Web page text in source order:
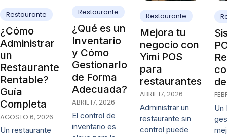
Restaurante
¿Cómo
Administrar
un
Restaurante
Rentable?
Guía
Completa
AGOSTO 6, 2026
Un restaurante
Restaurante
¿Qué es un
Inventario
y Cómo
Gestionarlo
de Forma
Adecuada?
ABRIL 17, 2026
El control de
inventario es
Restaurante
Mejora tu
negocio con
Yimi POS
para
restaurantes
ABRIL 17, 2026
Administrar un
restaurante sin
control puede
Un